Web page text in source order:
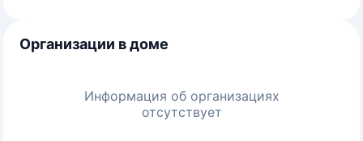
Организации в доме
Информация об организациях
отсутствует